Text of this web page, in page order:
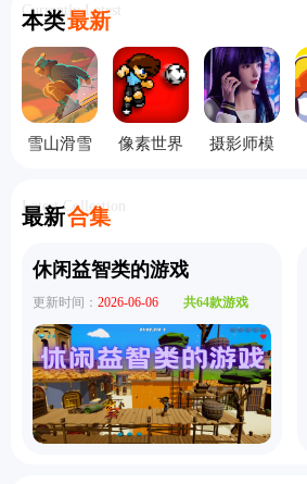
本类最新
Currently Latest
雪山滑雪
文版
像素世界
摄影师模
最新合集
Latest Collection
休闲益智类的游戏
更新时间： 2026-06-06 共64款游戏